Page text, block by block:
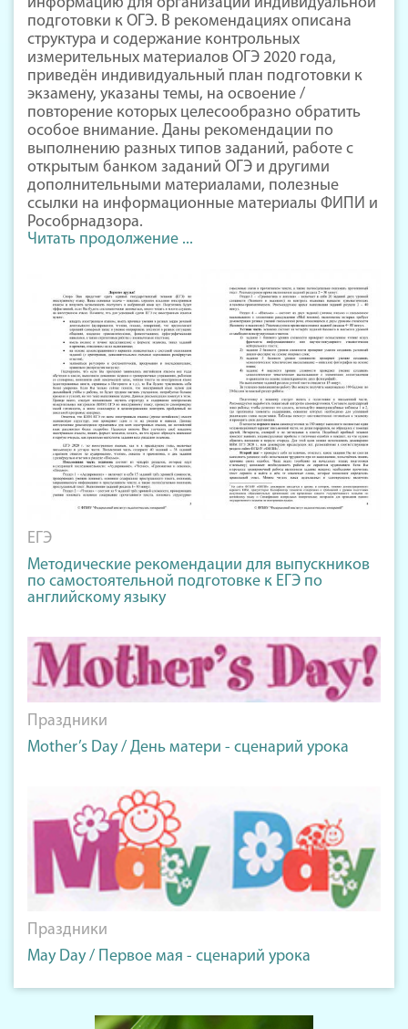
подготовки к ОГЭ. В рекомендациях описана
структура и содержание контрольных
измерительных материалов ОГЭ 2020 года,
приведён индивидуальный план подготовки к
экзамену, указаны темы, на освоение /
повторение которых целесообразно обратить
особое внимание. Даны рекомендации по
выполнению разных типов заданий, работе с
открытым банком заданий ОГЭ и другими
дополнительными материалами, полезные
ссылки на информационные материалы ФИПИ и
Рособрнадзора.
Читать продолжение ...
ЕГЭ
Методические рекомендации для выпускников
по самостоятельной подготовке к ЕГЭ по
английскому языку
Праздники
Mother’s Day / День матери - сценарий урока
Праздники
May Day / Первое мая - сценарий урока